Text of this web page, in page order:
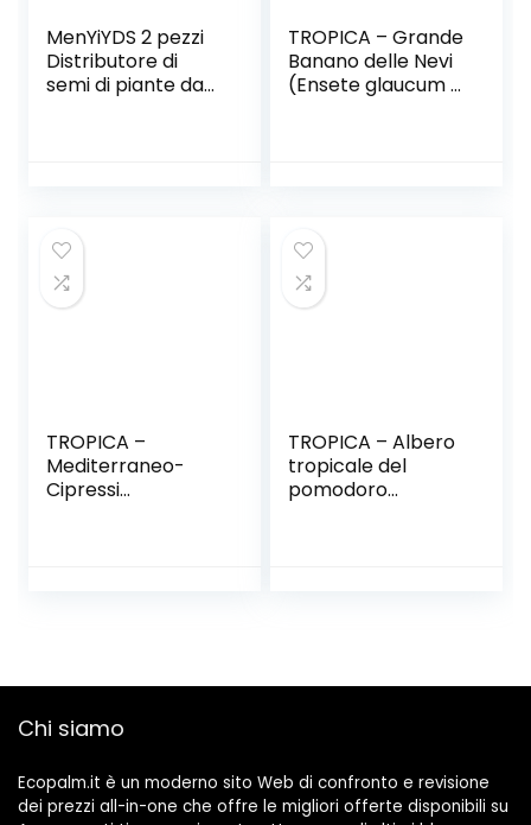
MenYiYDS 2 pezzi
Distributore di
semi di piante da
attrezzi da
giardino di semi
fioriere e
TROPICA – Grande
Banano delle Nevi
(Ensete glaucum o
TROPICA –
Mediterraneo-
Cipressi
TROPICA – Albero
tropicale del
pomodoro
Chi siamo
Ecopalm.it è un moderno sito Web di confronto e revisione
dei prezzi all-in-one che offre le migliori offerte disponibili su